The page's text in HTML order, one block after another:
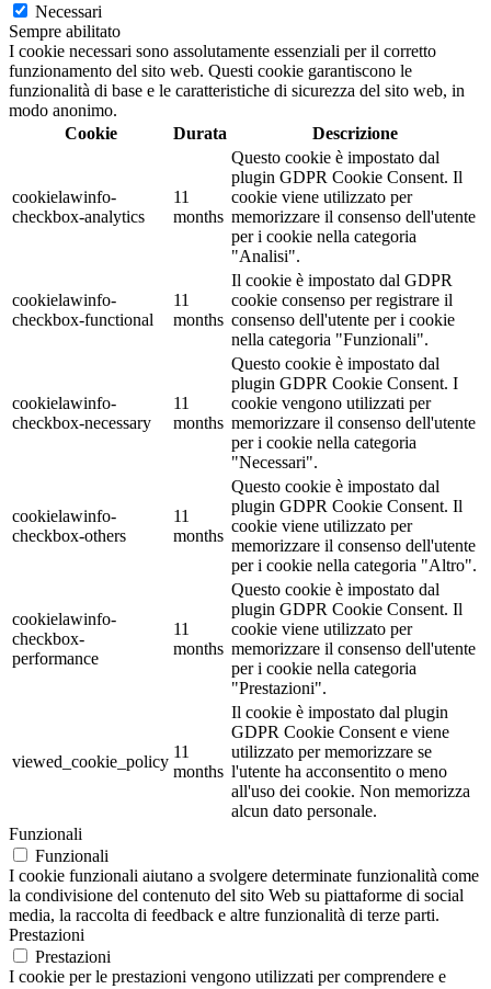
Necessari
Sempre abilitato
I cookie necessari sono assolutamente essenziali per il corretto
funzionamento del sito web. Questi cookie garantiscono le
funzionalità di base e le caratteristiche di sicurezza del sito web, in
modo anonimo.
Cookie
Durata Descrizione
cookielawinfo-
checkbox-analytics
11
months
Questo cookie è impostato dal
plugin GDPR Cookie Consent. Il
cookie viene utilizzato per
memorizzare il consenso dell'utente
per i cookie nella categoria
"Analisi".
cookielawinfo-
checkbox-functional
11
months
Il cookie è impostato dal GDPR
cookie consenso per registrare il
consenso dell'utente per i cookie
nella categoria "Funzionali".
cookielawinfo-
checkbox-necessary
11
months
Questo cookie è impostato dal
plugin GDPR Cookie Consent. I
cookie vengono utilizzati per
memorizzare il consenso dell'utente
per i cookie nella categoria
"Necessari".
cookielawinfo-
checkbox-others
11
months
Questo cookie è impostato dal
plugin GDPR Cookie Consent. Il
cookie viene utilizzato per
memorizzare il consenso dell'utente
per i cookie nella categoria "Altro".
cookielawinfo-
checkbox-
performance
11
months
Questo cookie è impostato dal
plugin GDPR Cookie Consent. Il
cookie viene utilizzato per
memorizzare il consenso dell'utente
per i cookie nella categoria
"Prestazioni".
viewed_cookie_policy
11
months
Il cookie è impostato dal plugin
GDPR Cookie Consent e viene
utilizzato per memorizzare se
l'utente ha acconsentito o meno
all'uso dei cookie. Non memorizza
alcun dato personale.
Funzionali
Funzionali
I cookie funzionali aiutano a svolgere determinate funzionalità come
la condivisione del contenuto del sito Web su piattaforme di social
media, la raccolta di feedback e altre funzionalità di terze parti.
Prestazioni
Prestazioni
I cookie per le prestazioni vengono utilizzati per comprendere e